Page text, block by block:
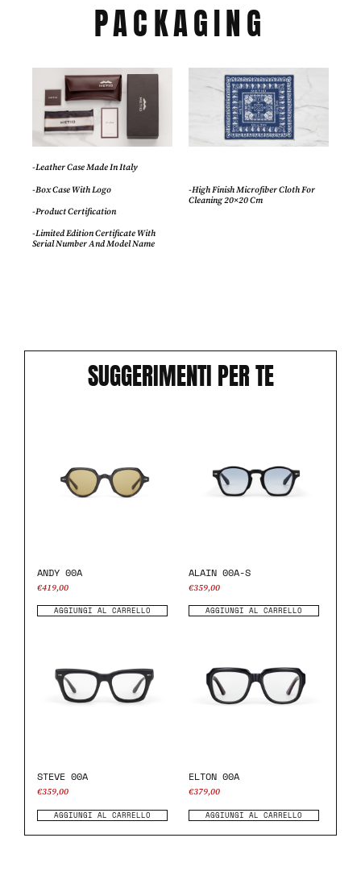
PACKAGING
-Leather Case Made In Italy
-Box Case With Logo
-Product Certification
-Limited Edition Certificate With
Serial Number And Model Name
-High Finish Microfiber Cloth For
Cleaning 20×20 Cm
SUGGERIMENTI PER TE
ANDY 00A
€419,00
AGGIUNGI AL CARRELLO
ALAIN 00A-S
€359,00
AGGIUNGI AL CARRELLO
STEVE 00A
€359,00
AGGIUNGI AL CARRELLO
ELTON 00A
€379,00
AGGIUNGI AL CARRELLO